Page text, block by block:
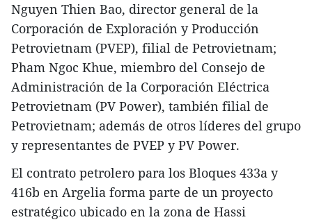
Nguyen Thien Bao, director general de la
Corporación de Exploración y Producción
Petrovietnam (PVEP), filial de Petrovietnam;
Pham Ngoc Khue, miembro del Consejo de
Administración de la Corporación Eléctrica
Petrovietnam (PV Power), también filial de
Petrovietnam; además de otros líderes del grupo
y representantes de PVEP y PV Power.
El contrato petrolero para los Bloques 433a y
416b en Argelia forma parte de un proyecto
estratégico ubicado en la zona de Hassi